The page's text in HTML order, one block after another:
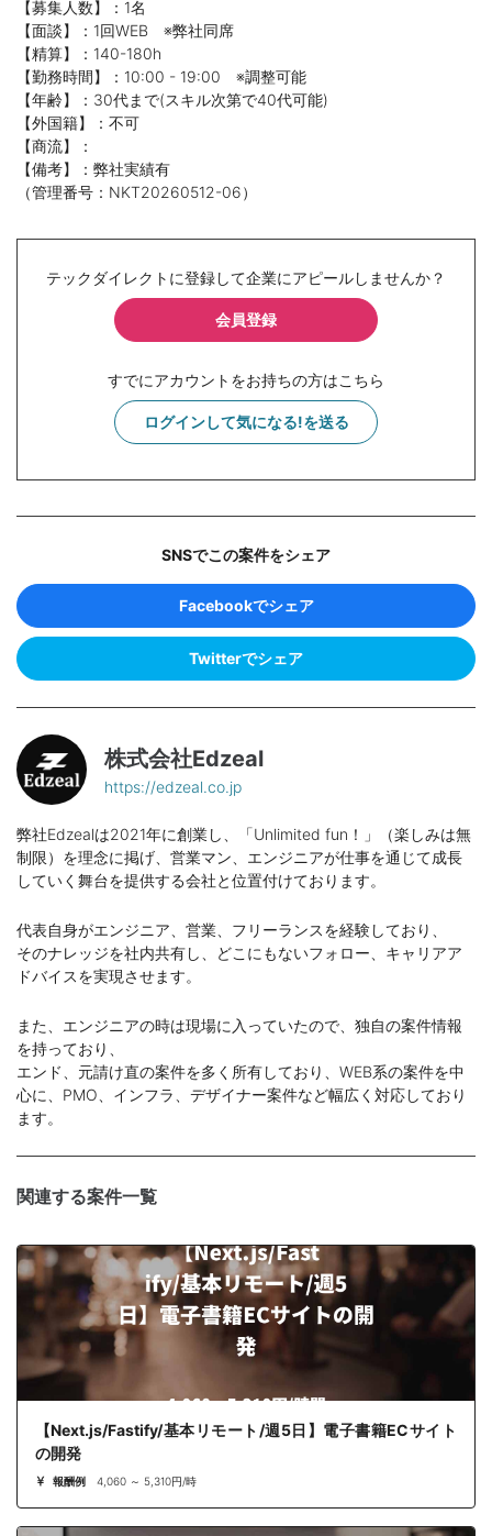
【募集人数】：1名
【面談】：1回WEB ※弊社同席
【精算】：140-180h
【勤務時間】：10:00 - 19:00 ※調整可能
【年齢】：30代まで(スキル次第で40代可能)
【外国籍】：不可
【商流】：
【備考】：弊社実績有
（管理番号：NKT20260512-06）
テックダイレクトに登録して企業にアピールしませんか？
会員登録
すでにアカウントをお持ちの方はこちら
ログインして気になる!を送る
SNSでこの案件をシェア
Facebookでシェア
Twitterでシェア
株式会社Edzeal
https://edzeal.co.jp
弊社Edzealは2021年に創業し、「Unlimited fun！」（楽しみは無
制限）を理念に掲げ、営業マン、エンジニアが仕事を通じて成長
していく舞台を提供する会社と位置付けております。
代表自身がエンジニア、営業、フリーランスを経験しており、
そのナレッジを社内共有し、どこにもないフォロー、キャリアア
ドバイスを実現させます。
また、エンジニアの時は現場に入っていたので、独自の案件情報
を持っており、
エンド、元請け直の案件を多く所有しており、WEB系の案件を中
心に、PMO、インフラ、デザイナー案件など幅広く対応しており
ます。
関連する案件一覧
【Next.js/Fastify/基本リモート/週5日】電子書籍ECサイト
の開発
報酬例 4,060 ～ 5,310円/時